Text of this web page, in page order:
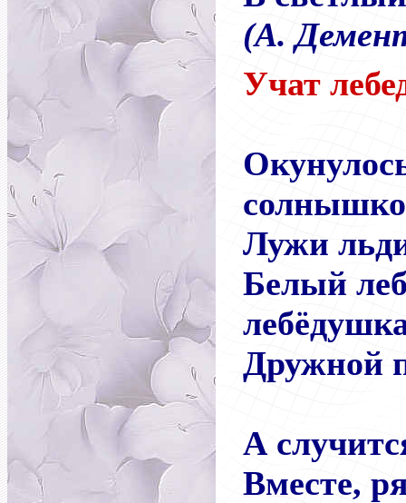
(А.
Учат
Лужи
Белый
Дружной
А
Вместе,